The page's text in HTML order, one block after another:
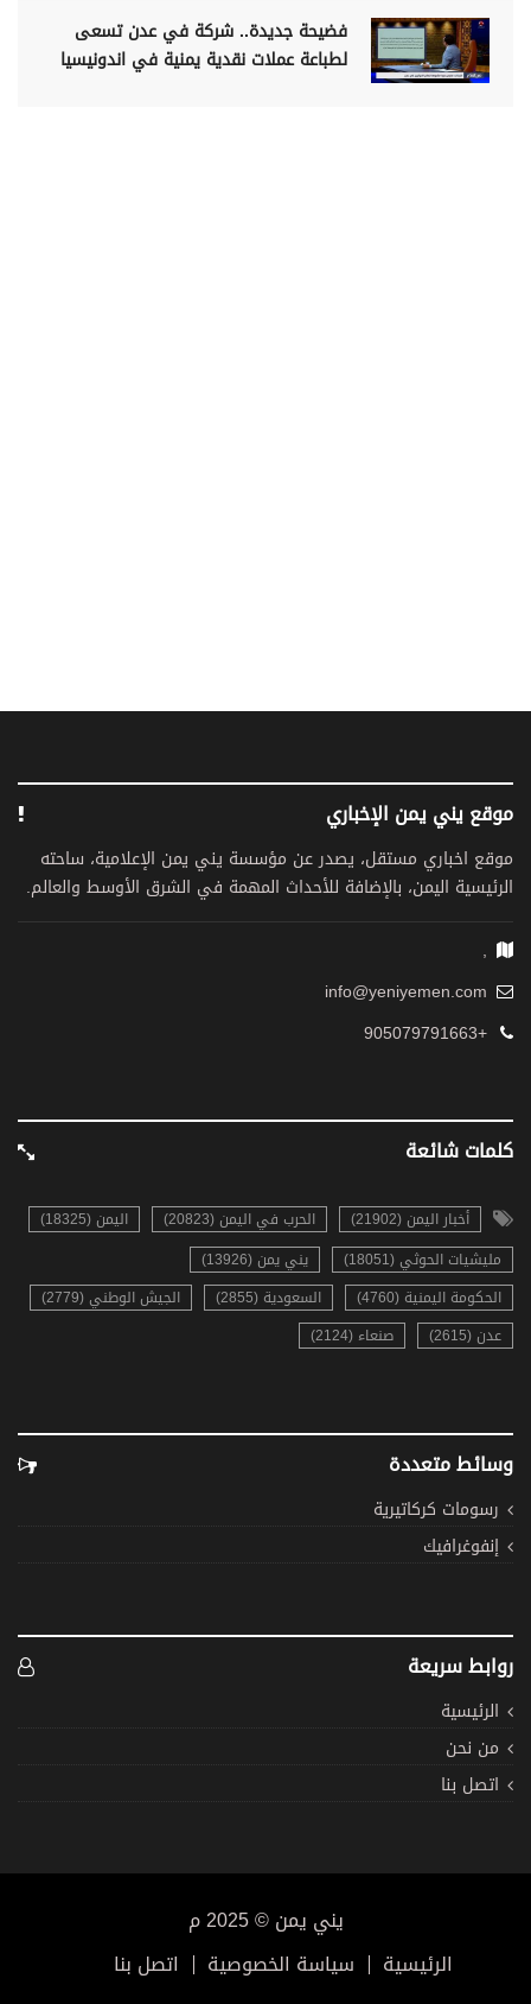
فضيحة جديدة.. شركة في عدن تسعى
لطباعة عملات نقدية يمنية في اندونيسيا
موقع يني يمن الإخباري
موقع اخباري مستقل، يصدر عن مؤسسة يني يمن الإعلامية، ساحته
الرئيسية اليمن، بالإضافة للأحداث المهمة في الشرق الأوسط والعالم.
,
info@yeniyemen.com
+905079791663
كلمات شائعة
أخبار اليمن (21902) الحرب في اليمن (20823)
اليمن (18325)
مليشيات الحوثي (18051)
يني يمن (13926)
الحكومة اليمنية (4760)
السعودية (2855)
الجيش الوطني (2779)
عدن (2615)
صنعاء (2124)
وسائط متعددة
رسومات كركاتيرية
إنفوغرافيك
روابط سريعة
الرئيسية
من نحن
اتصل بنا
يني يمن © 2025 م
اتصل بنا
سياسة الخصوصية الرئيسية